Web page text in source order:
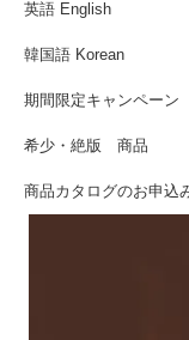
英語 English
韓国語 Korean
期間限定キャンペーン
希少・絶版 商品
商品カタログのお申込